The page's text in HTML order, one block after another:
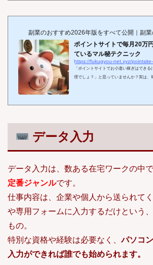
践できる「時間別ポイ活ルーティン」を完
副業のおすすめ2026年版をすべて公開｜副業
ポイントサイトで毎月20万
ているマル秘テクニック
https://fukugyou-net.xyz/
「ポイントサイトでお小遣い稼ぎはでき
理でしょ？」と思っていませんか？実は、
データ入力
データ入力は、数ある在宅ワークの中
定番ジャンルです。
仕事内容は、企業や個人から送られて
や専用フォームに入力するだけという
もの。
特別な資格や経験は必要なく、パソコ
入力ができれば誰でも始められます。